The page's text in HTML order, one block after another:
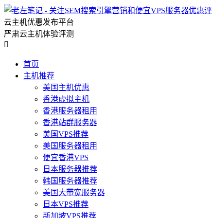
云主机优惠发布平台
严肃云主机体验评测

首页
主机推荐
美国主机优惠
香港虚拟主机
香港服务器租用
香港站群服务器
美国VPS推荐
美国服务器租用
便宜香港VPS
日本服务器推荐
韩国服务器推荐
美国大带宽服务器
日本VPS推荐
新加坡VPS推荐